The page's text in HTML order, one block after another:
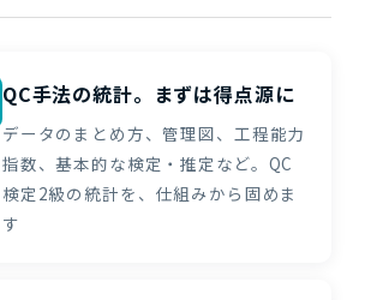
QC手法の統計。まずは得点源に
データのまとめ方、管理図、工程能力
指数、基本的な検定・推定など。QC
検定2級の統計を、仕組みから固めま
す